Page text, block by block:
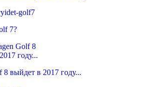
7?
8 выйдет в 2017 году...